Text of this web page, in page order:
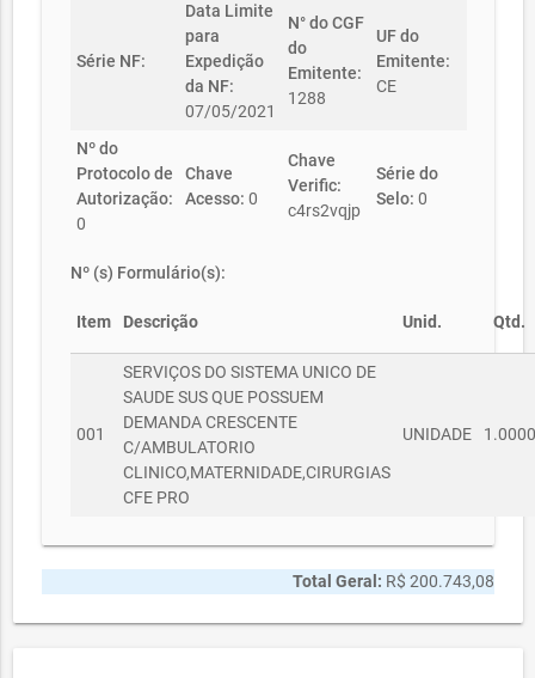
Série NF:
Data Limite
para
Expedição
da NF:
07/05/2021
N° do CGF
do
Emitente:
1288
UF do
Emitente:
CE
Nº do
Protocolo de
Autorização:
0
Chave
Acesso: 0
Chave
Verific:
c4rs2vqjp
Série do
Selo: 0
Nº (s) Formulário(s):
Item Descrição Unid. Qtd.
001
SERVIÇOS DO SISTEMA UNICO DE
SAUDE SUS QUE POSSUEM
DEMANDA CRESCENTE
C/AMBULATORIO
CLINICO,MATERNIDADE,CIRURGIAS
CFE PRO
UNIDADE 1.0000
Total Geral: R$ 200.743,08